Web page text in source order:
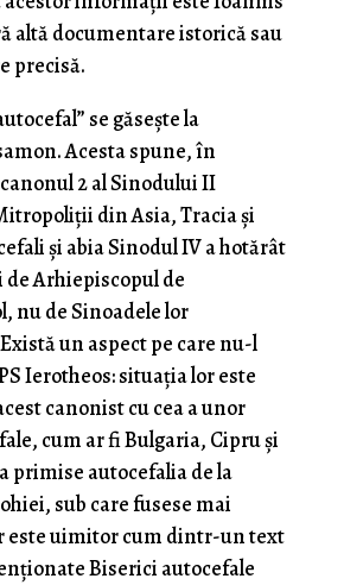
altă documentare istorică sau
precisă.
se găsește la
Acesta spune, în
2 al Sinodului II
din Asia, Tracia și
și abia Sinodul IV a hotărât
Arhiepiscopul de
nu de Sinoadele lor
un aspect pe care nu-l
Ierotheos: situația lor este
canonist cu cea a unor
cum ar fi Bulgaria, Cipru și
primise autocefalia de la
sub care fusese mai
este uimitor cum dintr-un text
Biserici autocefale